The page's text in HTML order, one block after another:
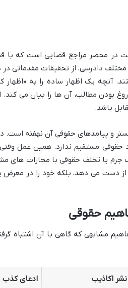
در محضر مراجع قضایی است که با
دادرسی، از تحقیقات مقدماتی در
آنچه یک اظهار ساده را به
بودن مطالب، آن ها را بیان می
باشد.
و پیامدهای حقوقی آن نهفته است.
حقوقی مستقیم ندارد. همین عمل
جرم یا تخلف حقوقی با مجازات
از دست می دهد، بلکه خود را در معرض
حقوقی
مشابهی که گاهی با آن اشتباه
نشر اکاذیب ادعای کذب